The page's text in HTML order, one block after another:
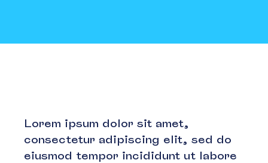
Lorem ipsum dolor sit amet,
consectetur adipiscing elit, sed do
eiusmod tempor incididunt ut labore